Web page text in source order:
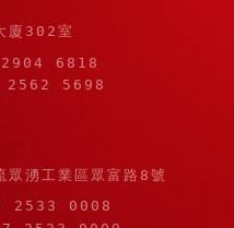
廈302室
6818
5698
眾湧工業區眾富路8號
2533 0008